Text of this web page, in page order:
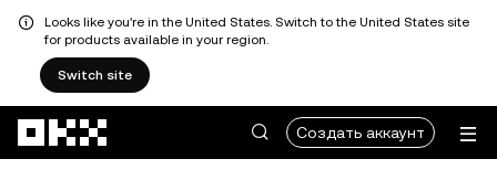
Looks like you're in the United States. Switch to the United States site
for products available in your region.
Switch site
Создать аккаунт